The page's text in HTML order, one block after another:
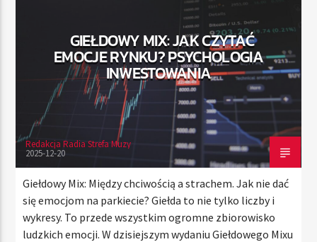
RADIO STREFA MUZY
00:00 24:00
GIEŁDOWY MIX: JAK CZYTAĆ
EMOCJE RYNKU? PSYCHOLOGIA
INWESTOWANIA
Redakcja Radia Strefa Muzy
2025-12-20
Giełdowy Mix: Między chciwością a strachem. Jak nie dać
się emocjom na parkiecie? Giełda to nie tylko liczby i
wykresy. To przede wszystkim ogromne zbiorowisko
ludzkich emocji. W dzisiejszym wydaniu Giełdowego Mixu